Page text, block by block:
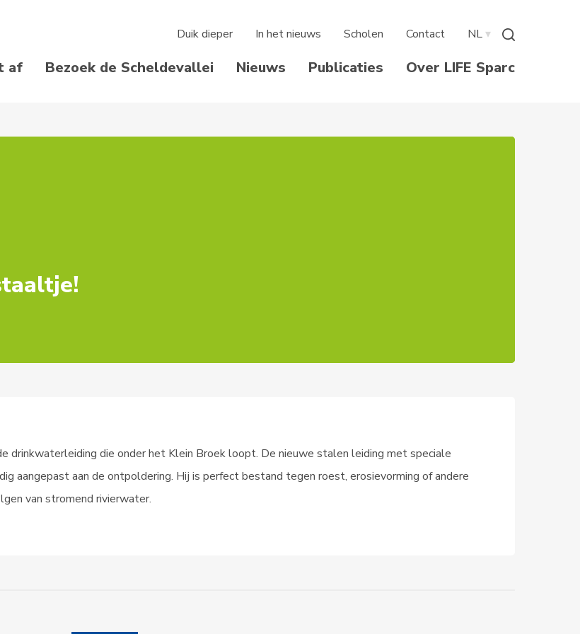
Duik dieper In het nieuws Scholen Contact NL▾
af Bezoek de Scheldevallei Nieuws Publicaties Over LIFE Sparc
drinkwaterleiding die onder het Klein Broek loopt. De nieuwe stalen leiding met speciale
aangepast aan de ontpoldering. Hij is perfect bestand tegen roest, erosievorming of andere
van stromend rivierwater.